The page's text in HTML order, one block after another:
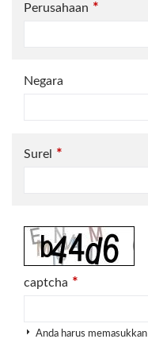
Perusahaan *
Negara
Surel *
captcha *
Anda harus memasukkan